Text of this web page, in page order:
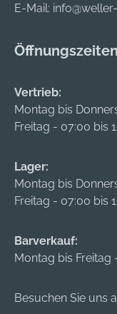
E-Mail:
Öffnungszeiten
Vertrieb:
Montag bis
Freitag - 07:00 bis
Lager:
Montag bis
Freitag - 07:00 bis
Barverkauf:
Montag bis Freitag
Besuchen Sie uns